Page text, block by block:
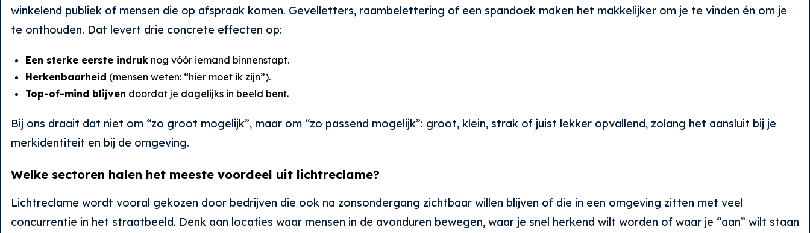
winkelend publiek of mensen die op afspraak komen. Gevelletters, raambelettering of een spandoek maken het makkelijker om je te vinden én om je
te onthouden. Dat levert drie concrete effecten op:
Een sterke eerste indruk nog vóór iemand binnenstapt.
Herkenbaarheid (mensen weten: “hier moet ik zijn”).
Top-of-mind blijven doordat je dagelijks in beeld bent.
Bij ons draait dat niet om “zo groot mogelijk”, maar om “zo passend mogelijk”: groot, klein, strak of juist lekker opvallend, zolang het aansluit bij je
merkidentiteit en bij de omgeving.
Welke sectoren halen het meeste voordeel uit lichtreclame?
Lichtreclame wordt vooral gekozen door bedrijven die ook na zonsondergang zichtbaar willen blijven of die in een omgeving zitten met veel
concurrentie in het straatbeeld. Denk aan locaties waar mensen in de avonduren bewegen, waar je snel herkend wilt worden of waar je “aan” wilt staan